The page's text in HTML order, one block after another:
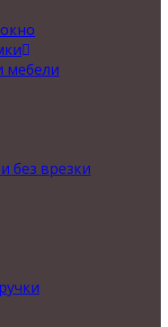
мебели
без врезки